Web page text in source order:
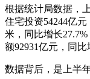
根据统计局数据，
住宅投资54244亿
米，同比增长
额92931亿元，同比
数据背后，是上半